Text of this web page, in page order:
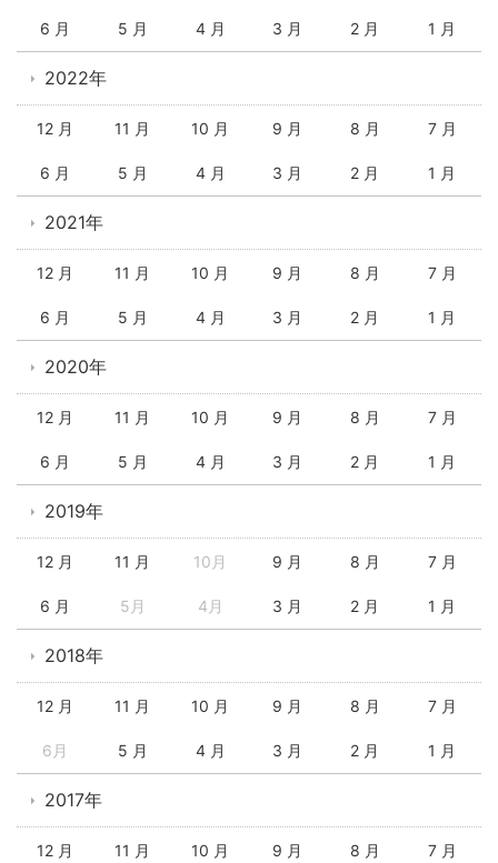
6 月 5 月 4 月 3 月 2 月 1 月
2022年
12 月 11 月 10 月 9 月 8 月 7 月
6 月 5 月 4 月 3 月 2 月 1 月
2021年
12 月 11 月 10 月 9 月 8 月 7 月
6 月 5 月 4 月 3 月 2 月 1 月
2020年
12 月 11 月 10 月 9 月 8 月 7 月
6 月 5 月 4 月 3 月 2 月 1 月
2019年
12 月 11 月 10月 9 月 8 月 7 月
6 月 5月 4月 3 月 2 月 1 月
2018年
12 月 11 月 10 月 9 月 8 月 7 月
6月 5 月 4 月 3 月 2 月 1 月
2017年
12 月 11 月 10 月 9 月 8 月 7 月